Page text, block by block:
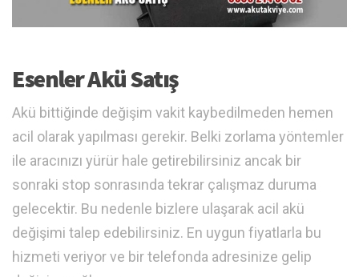
Esenler Akü Satış
Akü bittiğinde değişim vakit kaybedilmeden hemen
acil olarak yapılması gerekir. Belki zorlama yöntemler
ile aracınızı yürür hale getirebilirsiniz ancak bir
sonraki stop sonrasında tekrar çalışmaz duruma
gelecektir. Bu nedenle bizlere ulaşarak acil akü
değişimi talep edebilirsiniz. En uygun fiyatlarla bu
hizmeti veriyor ve bir telefonda adresinize gelip